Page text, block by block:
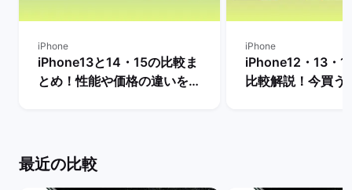
iPhone
iPhone13と14・15の比較ま
とめ！性能や価格の違いを解
iPhone
iPhone12・13・
比較解説！今買う
最近の比較